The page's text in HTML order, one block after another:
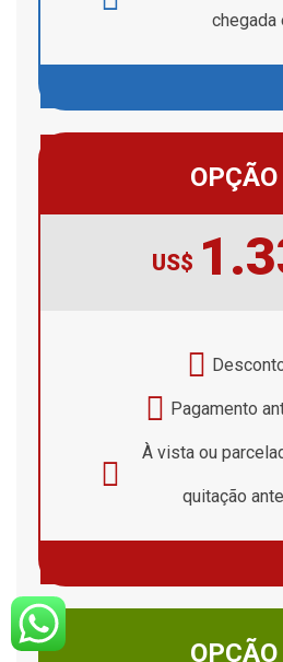
chegada
US$
Pagamento
À vista ou
quitação